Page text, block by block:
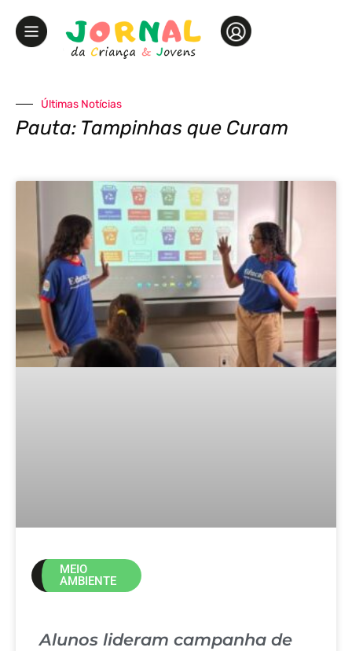
Últimas Notícias
Pauta: Tampinhas que Curam
MEIO
AMBIENTE
Alunos lideram campanha de